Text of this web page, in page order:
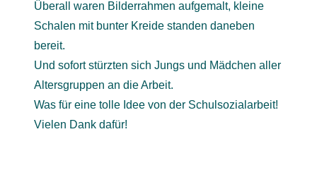
Überall waren Bilderrahmen aufgemalt, kleine
Schalen mit bunter Kreide standen daneben
bereit.
Und sofort stürzten sich Jungs und Mädchen aller
Altersgruppen an die Arbeit.
Was für eine tolle Idee von der Schulsozialarbeit!
Vielen Dank dafür!